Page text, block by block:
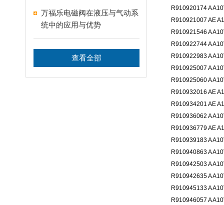
万福乐电磁阀在液压与气动系
统中的应用与优势
查看全部
R910920174 A
R910921007 AE
R910921546 A
R910922744 A
R910922983 A
R910925007 A
R910925060 A
R910932016 AE
R910934201 AE
R910936062 A
R910936779 AE
R910939183 A
R910940863 A
R910942503 A
R910942635 A
R910945133 A
R910946057 A